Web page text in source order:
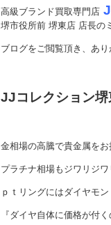
高級ブランド買取専門店
堺市役所前 堺東店 店長の
ブログをご閲覧頂き、あり
JJコレクション堺
金相場の高騰で貴金属を
プラチナ相場もジワリジワ
ｐｔリングにはダイヤモ
『ダイヤ自体に価格が付